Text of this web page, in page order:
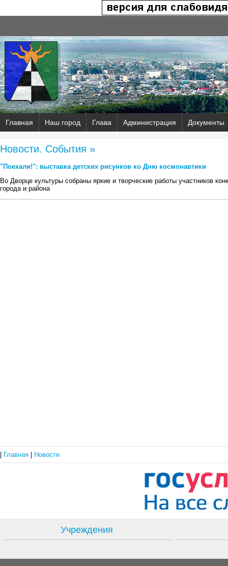
Главная Наш город Глава Администрация Документы
Новости. События »
"Поехали!": выставка детских рисунков ко Дню космонавтики
Во Дворце культуры собраны яркие и творческие работы участников
города и района
Главная Новости
Учреждения